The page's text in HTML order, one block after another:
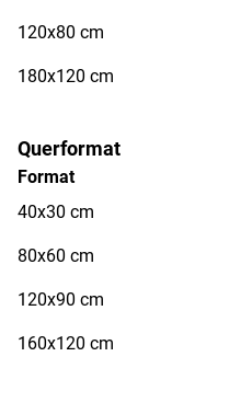
120x80 cm
180x120 cm
Querformat
Format
40x30 cm
80x60 cm
120x90 cm
160x120 cm